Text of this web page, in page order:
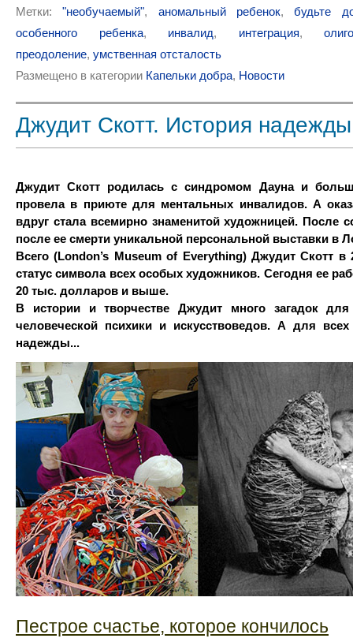
Метки:"необучаемый", аномальный ребенок,будьте
особенного ребенка, инвалид, интеграция,
преодоление, умственная отсталость
Размещено в категории Капельки добра, Новости
Джудит Скотт. История надежды
Джудит Скотт родилась с синдромом Дауна и
провела в приюте для ментальных инвалидов. А
вдруг стала всемирно знаменитой художницей. После
после ее смерти уникальной персональной выставки в
Всего (London’s Museum of Everything) Джудит Скотт в
статус символа всех особых художников. Сегодня ее
20 тыс. долларов и выше.
В истории и творчестве Джудит много загадок для
человеческой психики и искусствоведов. А для
надежды...
Пестрое счастье, которое кончилось